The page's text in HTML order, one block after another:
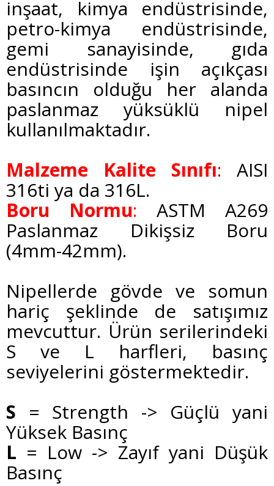
inşaat, kimya endüstrisinde,
petro-kimya endüstrisinde,
gemi sanayisinde, gıda
endüstrisinde işin açıkçası
basıncın olduğu her alanda
paslanmaz yüksüklü nipel
kullanılmaktadır.
Malzeme Kalite Sınıfı: AISI
316ti ya da 316L.
Boru Normu: ASTM A269
Paslanmaz Dikişsiz Boru
(4mm-42mm).
Nipellerde gövde ve somun
hariç şeklinde de satışımız
mevcuttur. Ürün serilerindeki
S ve L harfleri, basınç
seviyelerini göstermektedir.
S = Strength -> Güçlü yani
Yüksek Basınç
L = Low -> Zayıf yani Düşük
Basınç